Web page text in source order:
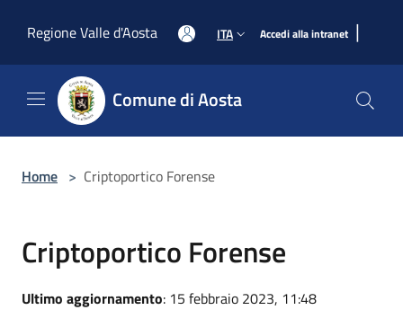
Regione Valle d'Aosta
ITA Accedi alla intranet |
Comune di Aosta
Home > Criptoportico Forense
Criptoportico Forense
Ultimo aggiornamento: 15 febbraio 2023, 11:48